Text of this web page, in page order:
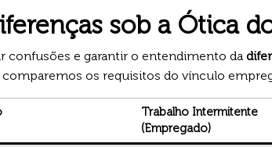
sob a Ótica
confusões e garantir o entendimento da
comparemos os requisitos do vínculo
Trabalho Intermitente
(Empregado)